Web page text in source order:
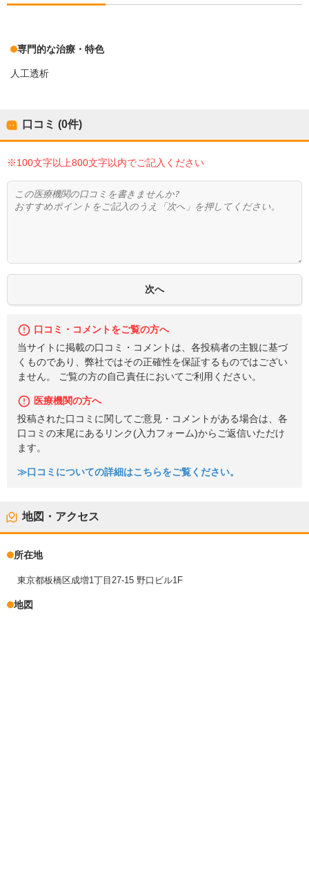
専門的な治療・特色
人工透析
口コミ (0件)
※100文字以上800文字以内でご記入ください
口コミ・コメントをご覧の方へ
当サイトに掲載の口コミ・コメントは、各投稿者の主観に基づ
くものであり、弊社ではその正確性を保証するものではござい
ません。 ご覧の方の自己責任においてご利用ください。
医療機関の方へ
投稿された口コミに関してご意見・コメントがある場合は、各
口コミの末尾にあるリンク(入力フォーム)からご返信いただけ
ます。
≫口コミについての詳細はこちらをご覧ください。
地図・アクセス
所在地
東京都板橋区成増1丁目27-15 野口ビル1F
地図